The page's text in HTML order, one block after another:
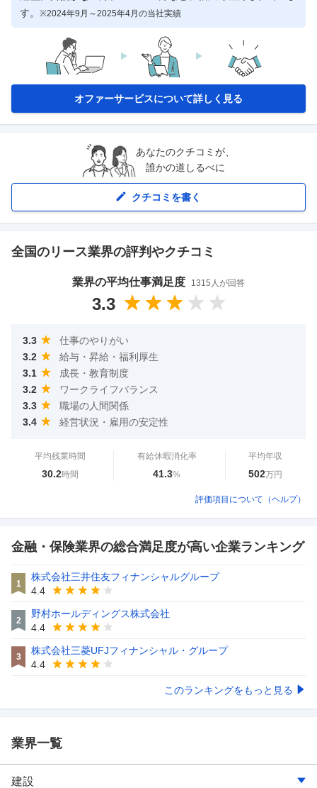
す。 ※2024年9月～2025年4月の当社実績
オファーサービスについて詳しく見る
あなたのクチコミが、
誰かの道しるべに
クチコミを書く
全国の リース業界の評判やクチコミ
業界の平均仕事満足度 1315 人が回答
3.3
3.3
仕事のやりがい
3.2
給与・昇給・福利厚生
3.1
成長・教育制度
3.2
ワークライフバランス
3.3
職場の人間関係
3.4
経営状況・雇用の安定性
平均残業時間
30.2時間
有給休暇消化率
41.3%
平均年収
502万円
評価項目について（ヘルプ）
金融・保険業界の総合満足度が高い企業ランキング
1
株式会社三井住友フィナンシャルグループ
4.4
2
野村ホールディングス株式会社
4.4
3
株式会社三菱UFJフィナンシャル・グループ
4.4
このランキングをもっと見る
業界一覧
建設